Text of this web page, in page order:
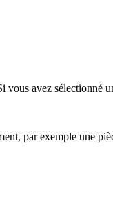
avez sélectionné
par exemple une